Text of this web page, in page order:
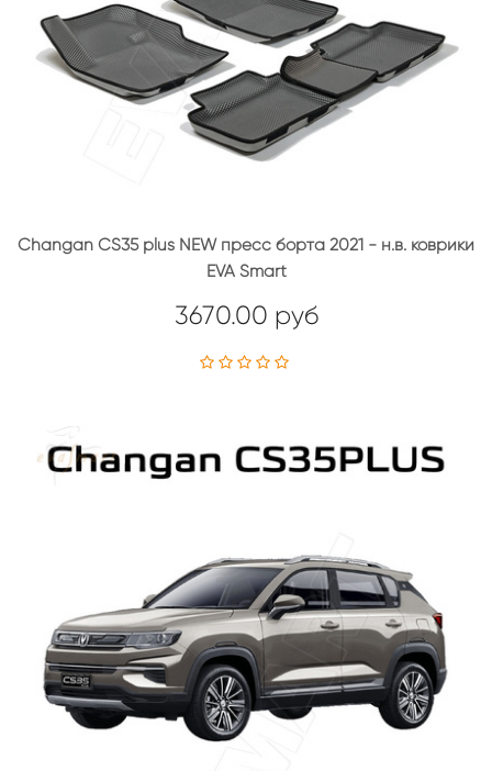
Changan CS35 plus NEW пресс борта 2021 - н.в. коврики
EVA Smart
3670.00 руб